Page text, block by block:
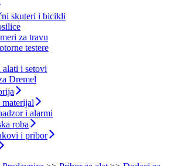
skuteri i bicikli
za travu
testere
alati i setovi
Dremel
i alarmi
roba
i pribor